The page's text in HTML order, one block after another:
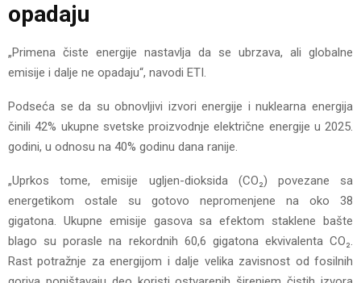
opadaju
„Primena čiste energije nastavlja da se ubrzava, ali globalne
emisije i dalje ne opadaju“, navodi ETI.
Podseća se da su obnovljivi izvori energije i nuklearna energija
činili 42% ukupne svetske proizvodnje električne energije u 2025.
godini, u odnosu na 40% godinu dana ranije.
„Uprkos tome, emisije ugljen-dioksida (CO₂) povezane sa
energetikom ostale su gotovo nepromenjene na oko 38
gigatona. Ukupne emisije gasova sa efektom staklene bašte
blago su porasle na rekordnih 60,6 gigatona ekvivalenta CO₂.
Rast potražnje za energijom i dalje velika zavisnost od fosilnih